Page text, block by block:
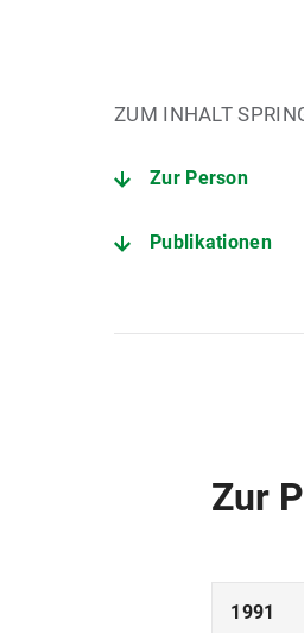
ZUM INHALT
Zur Person
Publikationen
Zur
1991